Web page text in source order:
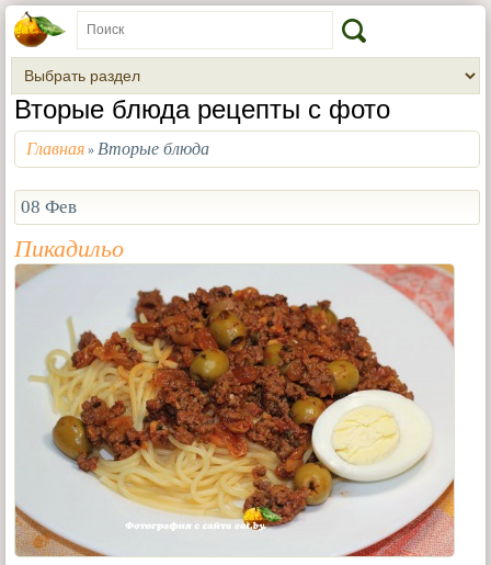
Вторые блюда рецепты с фото
Главная » Вторые блюда
08 Фев
Пикадильо